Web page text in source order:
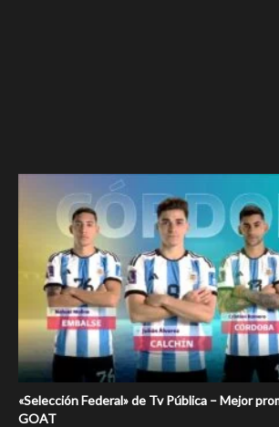
«Selección Federal» de Tv Pública – Mejor
GOAT